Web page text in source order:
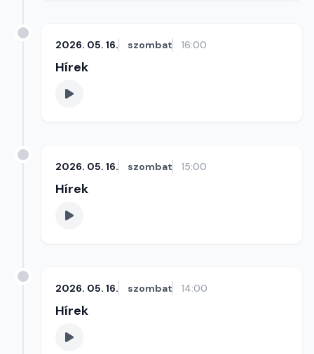
2026. 05. 16. szombat 16:00
Hírek
2026. 05. 16. szombat 15:00
Hírek
2026. 05. 16. szombat 14:00
Hírek